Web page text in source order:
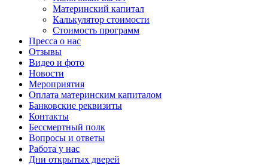
Материнский капитал
Калькулятор стоимости
Стоимость программ
Пресса о нас
Отзывы
Видео и фото
Новости
Мероприятия
Оплата материнским капиталом
Банковские реквизиты
Контакты
Бессмертный полк
Вопросы и ответы
Работа у нас
Дни открытых дверей